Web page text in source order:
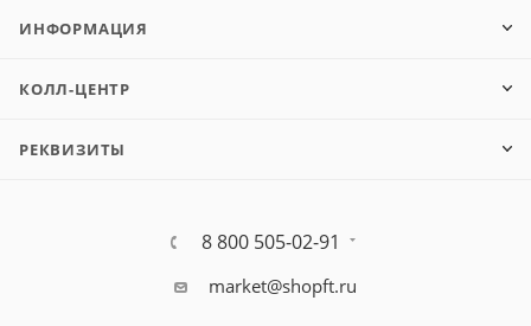
ИНФОРМАЦИЯ
КОЛЛ-ЦЕНТР
РЕКВИЗИТЫ
8 800 505-02-91
market@shopft.ru